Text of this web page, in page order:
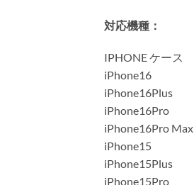
対応機種：
IPHONE ケース
iPhone16
iPhone16Plus
iPhone16Pro
iPhone16Pro Max
iPhone15
iPhone15Plus
iPhone15Pro